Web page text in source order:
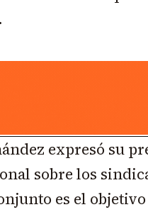
expresó su
sobre los
es el